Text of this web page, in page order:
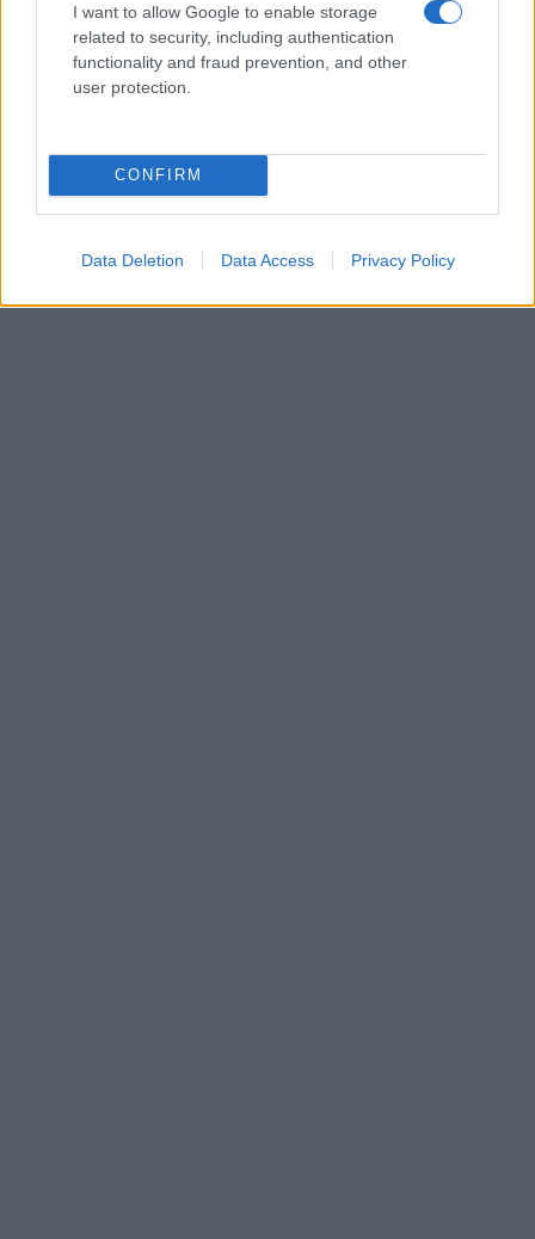
I want to allow Google to enable storage
related to security, including authentication
functionality and fraud prevention, and other
user protection.
CONFIRM
Data Deletion Data Access Privacy Policy